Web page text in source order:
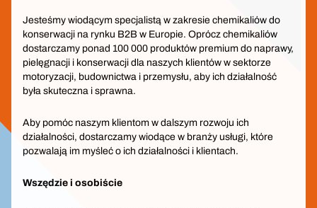
Jesteśmy wiodącym specjalistą w zakresie chemikaliów do
konserwacji na rynku B2B w Europie. Oprócz chemikaliów
dostarczamy ponad 100 000 produktów premium do naprawy,
pielęgnacji i konserwacji dla naszych klientów w sektorze
motoryzacji, budownictwa i przemysłu, aby ich działalność
była skuteczna i sprawna.
Aby pomóc naszym klientom w dalszym rozwoju ich
działalności, dostarczamy wiodące w branży usługi, które
pozwalają im myśleć o ich działalności i klientach.
Wszędzie i osobiście